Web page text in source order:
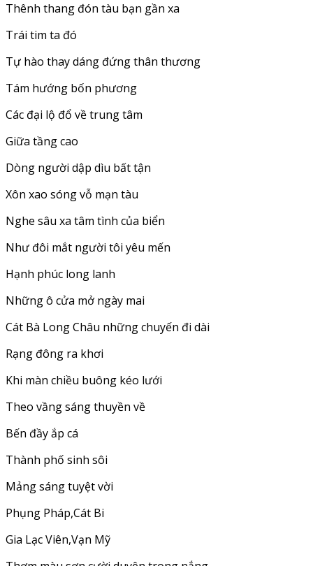
Thênh thang đón tàu bạn gần xa
Trái tim ta đó
Tự hào thay dáng đứng thân thương
Tám hướng bốn phương
Các đại lộ đổ về trung tâm
Giữa tầng cao
Dòng người dập dìu bất tận
Xôn xao sóng vỗ mạn tàu
Nghe sâu xa tâm tình của biển
Như đôi mắt người tôi yêu mến
Hạnh phúc long lanh
Những ô cửa mở ngày mai
Cát Bà Long Châu những chuyến đi dài
Rạng đông ra khơi
Khi màn chiều buông kéo lưới
Theo vầng sáng thuyền về
Bến đầy ắp cá
Thành phố sinh sôi
Mảng sáng tuyệt vời
Phụng Pháp,Cát Bi
Gia Lạc Viên,Vạn Mỹ